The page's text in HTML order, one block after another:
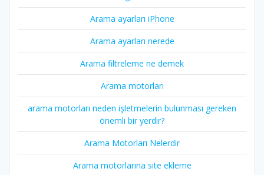
Arama ayarları iPhone
Arama ayarları nerede
Arama filtreleme ne demek
Arama motorları
arama motorları neden işletmelerin bulunması gereken
önemli bir yerdir?
Arama Motorları Nelerdir
Arama motorlarına site ekleme